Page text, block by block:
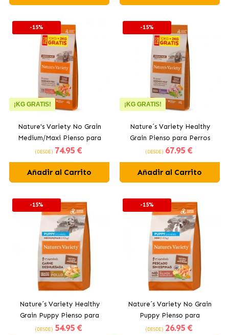
-15%
¡KG GRATIS!
Nature's Variety No Grain
Medium/Maxi Pienso para
Perros con Salmón Noruego
(DESDE) 74.95 €
Añadir al Carrito
-15%
¡KG GRATIS!
Nature´s Variety Healthy
Grain Pienso para Perros
Medianos y Grandes con
(DESDE) 67.95 €
Añadir al Carrito
-15%
Nature´s Variety Healthy
Grain Puppy Pienso para
Cachorros de Razas
(DESDE) 54.95 €
-15%
Nature´s Variety No Grain
Puppy Pienso para
Cachorros de Razas
(DESDE) 26.95 €